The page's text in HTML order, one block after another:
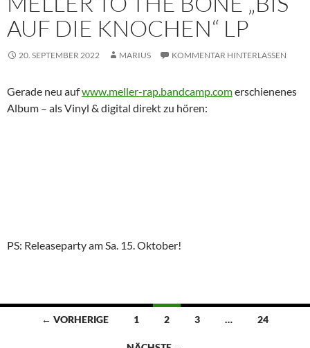
AUF DIE KNOCHEN“ LP
20. SEPTEMBER 2022 MARIUS KOMMENTAR HINTERLASSEN
Gerade neu aufwww.meller-rap.bandcamp.comerschienenes
Album – als Vinyl & digital direkt zu hören:
PS: Releaseparty am Sa. 15. Oktober!
Beitragsnavigation
← VORHERIGE 1 2 3 … 24